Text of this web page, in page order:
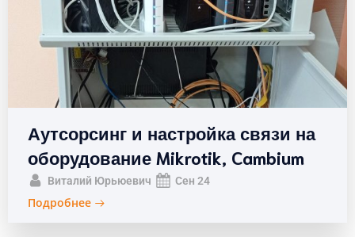
Аутсорсинг и настройка связи на
оборудование Mikrotik, Cambium
Виталий Юрьюевич Сен 24
Подробнее